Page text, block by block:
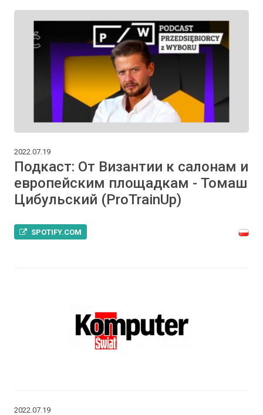
2022.07.19
Подкаст: От Византии к салонам и
европейским площадкам - Томаш
Цибульский (ProTrainUp)
SPOTIFY.COM
2022.07.19